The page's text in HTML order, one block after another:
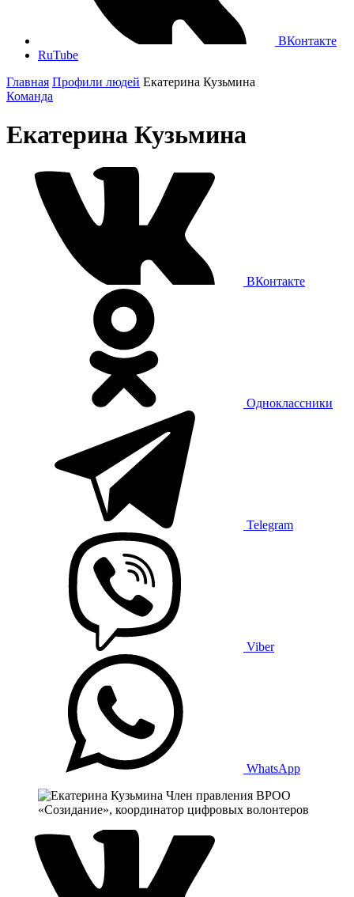
ВКонтакте
RuTube
Главная Профили людей Екатерина Кузьмина
Команда
Екатерина Кузьмина
ВКонтакте
Одноклассники
Telegram
Viber
WhatsApp